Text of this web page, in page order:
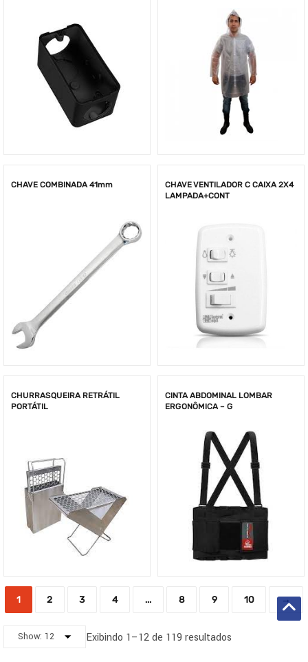
CHAVE COMBINADA 41mm
CHAVE VENTILADOR C CAIXA 2X4
LAMPADA+CONT
CHURRASQUEIRA RETRÁTIL
PORTÁTIL
CINTA ABDOMINAL LOMBAR
ERGONÔMICA – G
1 2 3 4 … 8 9 10 →
Exibindo 1–12 de 119 resultados